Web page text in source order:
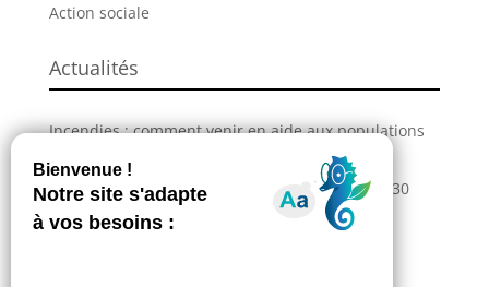
Action sociale
Actualités
Incendies : comment venir en aide aux populations
La Grande Fête de L’Union revient les 28, 29 et 30
août !